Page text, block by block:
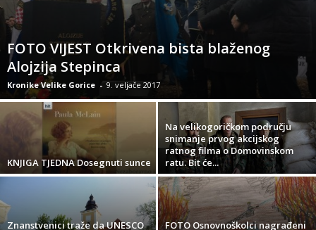
FOTO VIJEST Otkrivena bista blaženog
Alojzija Stepinca
Kronike Velike Gorice - 9. veljače 2017
KNJIGA TJEDNA Dosegnuti sunce
Na velikogoričkom području
snimanje prvog akcijskog
ratnog filma o Domovinskom
ratu. Bit će...
Znanstvenici traže da UNESCO
FOTO Osnovnoškolci nagrađeni